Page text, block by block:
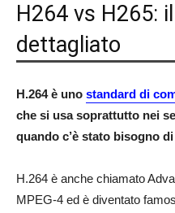
H264 vs H265:
dettagliato
H.264 è uno standard di
che si usa soprattutto nei
quando c’è stato bisogno
H.264 è anche chiamato
MPEG-4 ed è diventato